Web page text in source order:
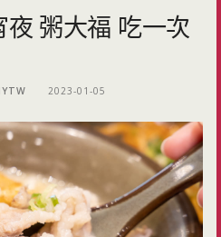
粥大福 吃一次
2023-01-05